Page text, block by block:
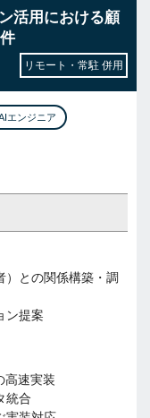
活用における顧
リモート・常駐 併用
エンジニア
）との関係構築・調
ン提案
高速実装
統合